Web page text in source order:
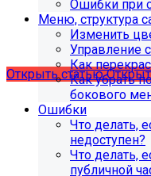
С 01.09.2026будет
MySql версии ниже
- 8.4.0 и выше.
Открыть статью
Ошибки при
Меню, структура
Изменить
Управление
Как
Как убрать
бокового
Ошибки
Что делать,
недоступен?
Что делать,
публичной